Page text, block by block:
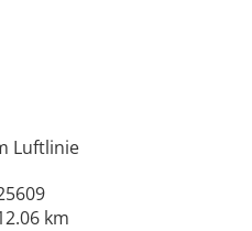
Luftlinie
km